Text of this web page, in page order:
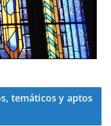
temáticos y aptos